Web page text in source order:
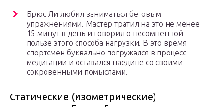
Брюс Ли любил заниматься беговым
упражнениями. Мастер тратил на это не менее
15 минут в день и говорил о несомненной
пользе этого способа нагрузки. В это время
спортсмен буквально погружался в процесс
медитации и оставался наедине со своими
сокровенными помыслами.
Статические (изометрические)